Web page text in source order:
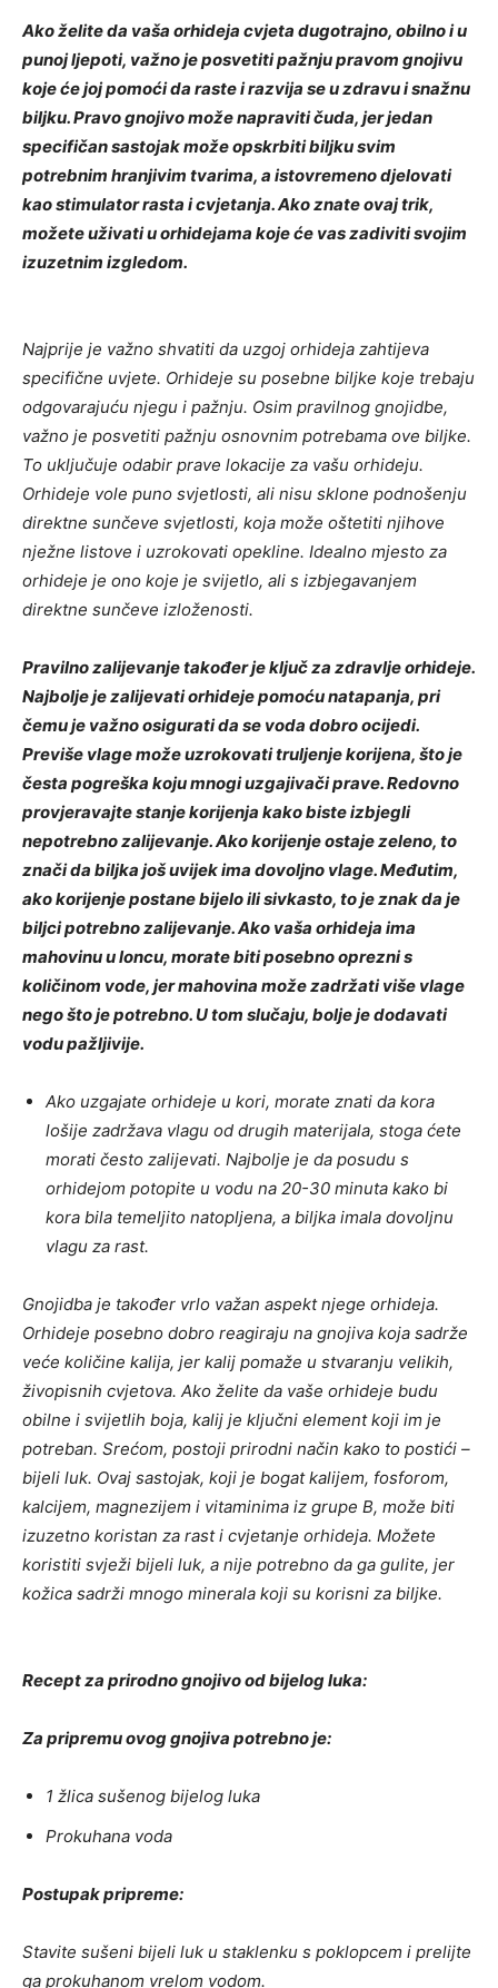
Ako želite da vaša orhideja cvjeta dugotrajno, obilno i u
punoj ljepoti, važno je posvetiti pažnju pravom gnojivu
koje će joj pomoći da raste i razvija se u zdravu i snažnu
biljku. Pravo gnojivo može napraviti čuda, jer jedan
specifičan sastojak može opskrbiti biljku svim
potrebnim hranjivim tvarima, a istovremeno djelovati
kao stimulator rasta i cvjetanja. Ako znate ovaj trik,
možete uživati u orhidejama koje će vas zadiviti svojim
izuzetnim izgledom.
Najprije je važno shvatiti da uzgoj orhideja zahtijeva
specifične uvjete. Orhideje su posebne biljke koje trebaju
odgovarajuću njegu i pažnju. Osim pravilnog gnojidbe,
važno je posvetiti pažnju osnovnim potrebama ove biljke.
To uključuje odabir prave lokacije za vašu orhideju.
Orhideje vole puno svjetlosti, ali nisu sklone podnošenju
direktne sunčeve svjetlosti, koja može oštetiti njihove
nježne listove i uzrokovati opekline. Idealno mjesto za
orhideje je ono koje je svijetlo, ali s izbjegavanjem
direktne sunčeve izloženosti.
Pravilno zalijevanje također je ključ za zdravlje orhideje.
Najbolje je zalijevati orhideje pomoću natapanja, pri
čemu je važno osigurati da se voda dobro ocijedi.
Previše vlage može uzrokovati truljenje korijena, što je
česta pogreška koju mnogi uzgajivači prave. Redovno
provjeravajte stanje korijenja kako biste izbjegli
nepotrebno zalijevanje. Ako korijenje ostaje zeleno, to
znači da biljka još uvijek ima dovoljno vlage. Međutim,
ako korijenje postane bijelo ili sivkasto, to je znak da je
biljci potrebno zalijevanje. Ako vaša orhideja ima
mahovinu u loncu, morate biti posebno oprezni s
količinom vode, jer mahovina može zadržati više vlage
nego što je potrebno. U tom slučaju, bolje je dodavati
vodu pažljivije.
Ako uzgajate orhideje u kori, morate znati da kora
lošije zadržava vlagu od drugih materijala, stoga ćete
morati često zalijevati. Najbolje je da posudu s
orhidejom potopite u vodu na 20-30 minuta kako bi
kora bila temeljito natopljena, a biljka imala dovoljnu
vlagu za rast.
Gnojidba je također vrlo važan aspekt njege orhideja.
Orhideje posebno dobro reagiraju na gnojiva koja sadrže
veće količine kalija, jer kalij pomaže u stvaranju velikih,
živopisnih cvjetova. Ako želite da vaše orhideje budu
obilne i svijetlih boja, kalij je ključni element koji im je
potreban. Srećom, postoji prirodni način kako to postići –
bijeli luk. Ovaj sastojak, koji je bogat kalijem, fosforom,
kalcijem, magnezijem i vitaminima iz grupe B, može biti
izuzetno koristan za rast i cvjetanje orhideja. Možete
koristiti svježi bijeli luk, a nije potrebno da ga gulite, jer
kožica sadrži mnogo minerala koji su korisni za biljke.
Recept za prirodno gnojivo od bijelog luka:
Za pripremu ovog gnojiva potrebno je:
1 žlica sušenog bijelog luka
Prokuhana voda
Postupak pripreme:
Stavite sušeni bijeli luk u staklenku s poklopcem i prelijte
ga prokuhanom vrelom vodom.